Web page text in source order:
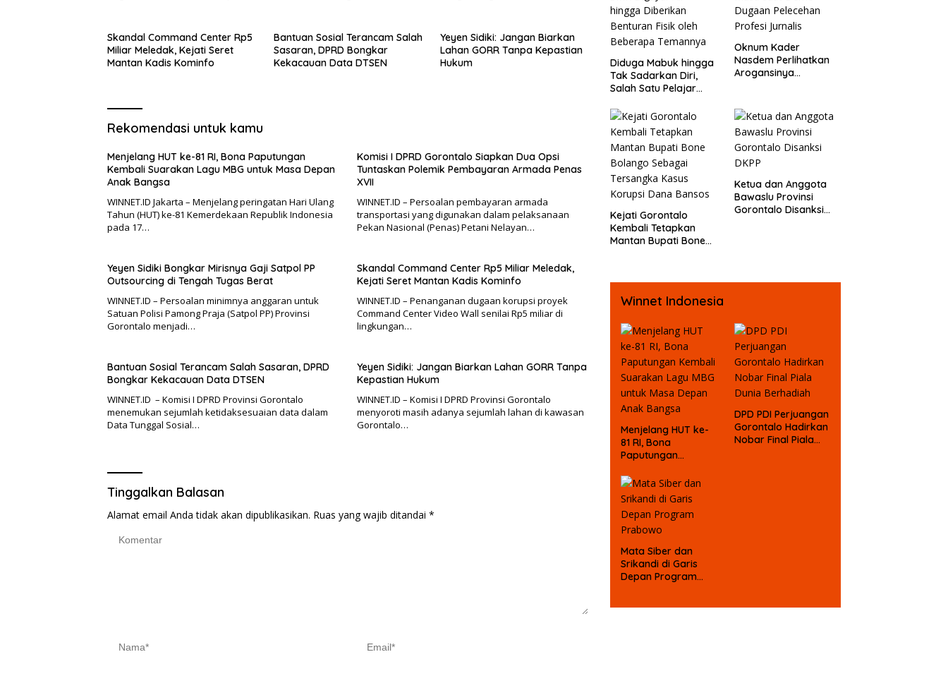
Skandal Command Center Rp5
Miliar Meledak, Kejati Seret
Mantan Kadis Kominfo
Bantuan Sosial Terancam Salah
Sasaran, DPRD Bongkar
Kekacauan Data DTSEN
Yeyen Sidiki: Jangan Biarkan
Lahan GORR Tanpa Kepastian
Hukum
Rekomendasi untuk kamu
Menjelang HUT ke-81 RI, Bona Paputungan
Kembali Suarakan Lagu MBG untuk Masa Depan
Anak Bangsa
WINNET.ID Jakarta – Menjelang peringatan Hari Ulang
Tahun (HUT) ke-81 Kemerdekaan Republik Indonesia
pada 17…
Komisi I DPRD Gorontalo Siapkan Dua Opsi
Tuntaskan Polemik Pembayaran Armada Penas
XVII
WINNET.ID – Persoalan pembayaran armada
transportasi yang digunakan dalam pelaksanaan
Pekan Nasional (Penas) Petani Nelayan…
Yeyen Sidiki Bongkar Mirisnya Gaji Satpol PP
Outsourcing di Tengah Tugas Berat
WINNET.ID – Persoalan minimnya anggaran untuk
Satuan Polisi Pamong Praja (Satpol PP) Provinsi
Gorontalo menjadi…
Skandal Command Center Rp5 Miliar Meledak,
Kejati Seret Mantan Kadis Kominfo
WINNET.ID – Penanganan dugaan korupsi proyek
Command Center Video Wall senilai Rp5 miliar di
lingkungan…
Bantuan Sosial Terancam Salah Sasaran, DPRD
Bongkar Kekacauan Data DTSEN
WINNET.ID – Komisi I DPRD Provinsi Gorontalo
menemukan sejumlah ketidaksesuaian data dalam
Data Tunggal Sosial…
Yeyen Sidiki: Jangan Biarkan Lahan GORR Tanpa
Kepastian Hukum
WINNET.ID – Komisi I DPRD Provinsi Gorontalo
menyoroti masih adanya sejumlah lahan di kawasan
Gorontalo…
Tinggalkan Balasan
Alamat email Anda tidak akan dipublikasikan. Ruas yang wajib ditandai *
Diduga Mabuk hingga
Tak Sadarkan Diri,
Salah Satu Pelajar
hingga Diberikan
Benturan Fisik oleh
Beberapa Temannya
Oknum Kader
Nasdem Perlihatkan
Arogansinya
Pelecehan Profesi
Jurnalis
Kejati Gorontalo
Kembali Tetapkan
Mantan Bupati Bone
Ketua dan Anggota
Bawaslu Provinsi
Gorontalo Disanksi
Winnet Indonesia
Menjelang HUT ke-
81 RI, Bona
Paputungan
Lagu MBG untuk
Masa Depan Anak
Bangsa
DPD PDI Perjuangan
Gorontalo Hadirkan
Nobar Final Piala
Mata Siber dan
Srikandi di Garis
Depan Program